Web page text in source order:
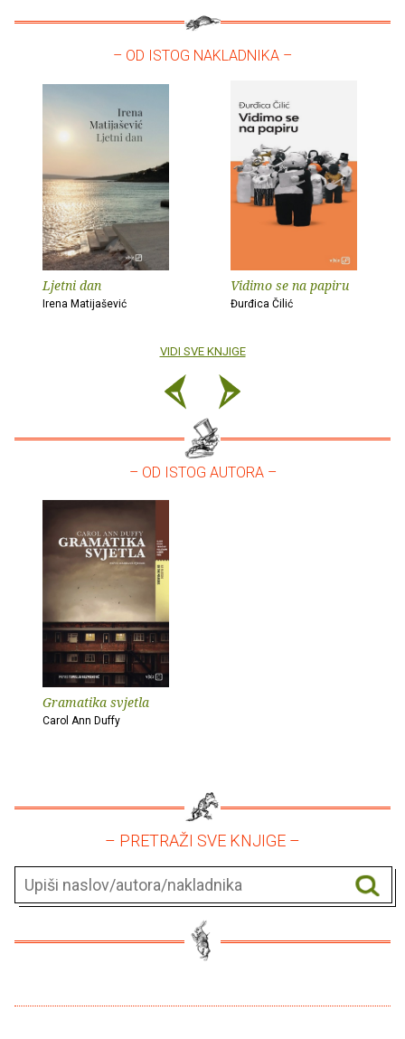
– OD ISTOG NAKLADNIKA –
Ljetni dan
Irena Matijašević
Vidimo se na papiru
Đurđica Čilić
VIDI SVE KNJIGE
– OD ISTOG AUTORA –
Gramatika svjetla
Carol Ann Duffy
– PRETRAŽI SVE KNJIGE –